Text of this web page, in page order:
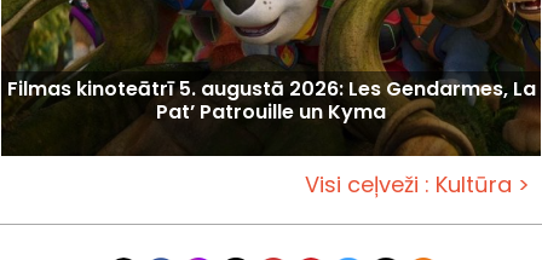
Filmas kinoteātrī 5. augustā 2026: Les Gendarmes, La
Pat’ Patrouille un Kyma
Visi ceļveži : Kultūra >